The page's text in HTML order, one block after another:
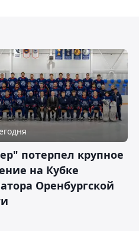
потерпел крупное
на Кубке
Оренбургской